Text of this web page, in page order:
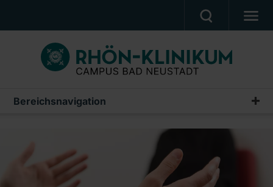
MEDIZIN & PFLEGE
PATIENTEN & BESUCHER
AKTUELLES
Bereichsnavigation
Anästhesiologie und Intensivmedizin
Unser Team
Leistungsspektrum